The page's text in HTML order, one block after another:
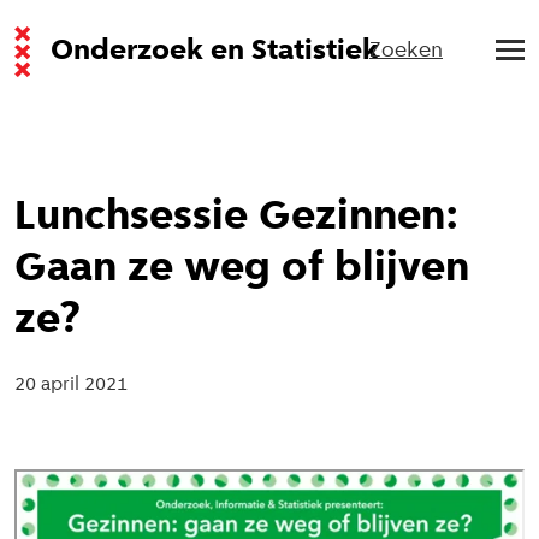
Onderzoek en StatistiekZoeken
Lunchsessie Gezinnen:
Gaan ze weg of blijven
ze?
20 april 2021